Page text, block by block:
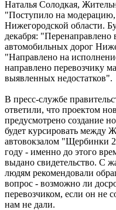
Наталья Солодкая,
"Поступило на модерацию,
Нижегородской области.
декабря: "Перенаправлено
автомобильных дорог
"Направлено на
направлено перевозчику
выявленных недостатков".
В пресс-службе
ответили, что проектом
предусмотрено создание
будет курсировать
автовокзалом "Щербинки
году - именно до этого
выдано свидетельство. С
людям рекомендовали
вопрос - возможно ли
перевозчиком, если он не
нам не дали.